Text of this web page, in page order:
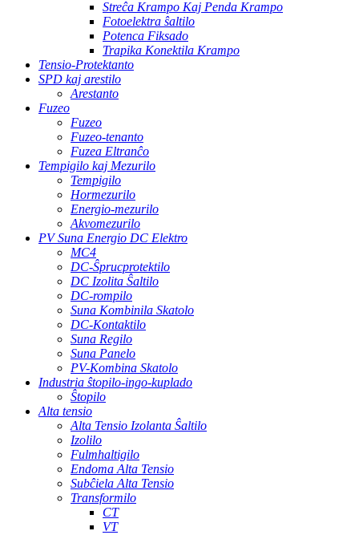
Streĉa Krampo Kaj Penda Krampo
Fotoelektra ŝaltilo
Potenca Fiksado
Trapika Konektila Krampo
Tensio-Protektanto
SPD kaj arestilo
Arestanto
Fuzeo
Fuzeo
Fuzeo-tenanto
Fuzea Eltranĉo
Tempigilo kaj Mezurilo
Tempigilo
Hormezurilo
Energio-mezurilo
Akvomezurilo
PV Suna Energio DC Elektro
MC4
DC-Ŝprucprotektilo
DC Izolita Ŝaltilo
DC-rompilo
Suna Kombinila Skatolo
DC-Kontaktilo
Suna Regilo
Suna Panelo
PV-Kombina Skatolo
Industria ŝtopilo-ingo-kuplado
Ŝtopilo
Alta tensio
Alta Tensio Izolanta Ŝaltilo
Izolilo
Fulmhaltigilo
Endoma Alta Tensio
Subĉiela Alta Tensio
Transformilo
CT
VT